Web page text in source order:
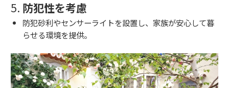
5. 防犯性を考慮
防犯砂利やセンサーライトを設置し、家族が安心して暮
らせる環境を提供。